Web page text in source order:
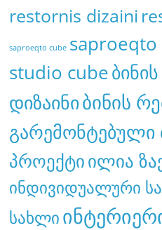
restornis dizaini
saproeqto cube
studio cube
დიზაინიბინის
გარემონტებული
პროექტიილია
ინდივიდუალური
სახლი